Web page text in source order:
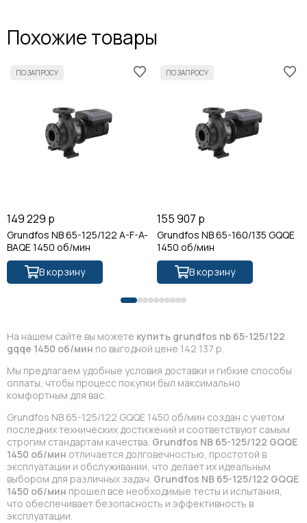
Похожие товары
149 229 р
Grundfos NB 65-125/122 A-F-A-
BAQE 1450 об/мин
В корзину
155 907 р
Grundfos NB 65-160/135 GQQE
1450 об/мин
В корзину
На нашем сайте вы можете купить grundfos nb 65-125/122
gqqe 1450 об/мин по выгодной цене 142 137 р.
Мы предлагаем удобные условия доставки и гибкие способы
оплаты, чтобы процесс покупки был максимально
комфортным для вас.
Grundfos NB 65-125/122 GQQE 1450 об/мин создан с учетом
последних технических достижений и соответствуют самым
строгим стандартам качества. Grundfos NB 65-125/122 GQQE
1450 об/мин отличается долговечностью, простотой в
эксплуатации и обслуживании, что делает их идеальным
выбором для различных задач. Grundfos NB 65-125/122 GQQE
1450 об/мин прошел все необходимые тесты и испытания,
что обеспечивает безопасность и эффективность в
эксплуатации.